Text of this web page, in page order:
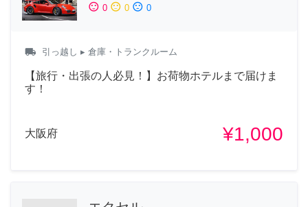
sentiment_satisfied 0 sentiment_neutral 0 sentiment_dissatisfied 0
local_shipping 引っ越し ▸ 倉庫・トランクルーム
【旅行・出張の人必見！】お荷物ホテルまで届けま
す！
大阪府 ¥1,000